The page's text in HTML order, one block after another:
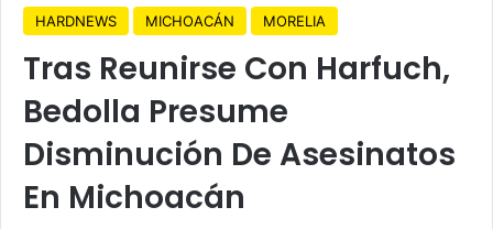
HARDNEWS MICHOACÁN MORELIA
Tras Reunirse Con Harfuch,
Bedolla Presume
Disminución De Asesinatos
En Michoacán